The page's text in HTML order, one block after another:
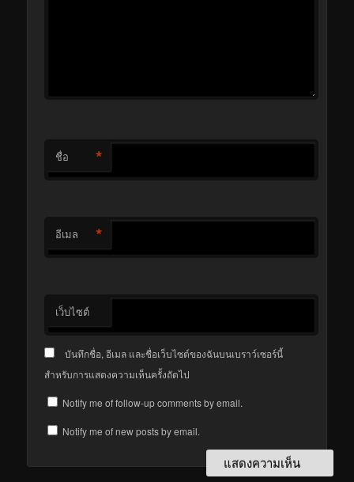
ชื่อ *
อีเมล *
เว็บไซต์
บันทึกชื่อ, อีเมล และชื่อเว็บไซต์ของฉันบนเบราว์เซอร์นี้
สำหรับการแสดงความเห็นครั้งถัดไป
Notify me of follow-up comments by email.
Notify me of new posts by email.